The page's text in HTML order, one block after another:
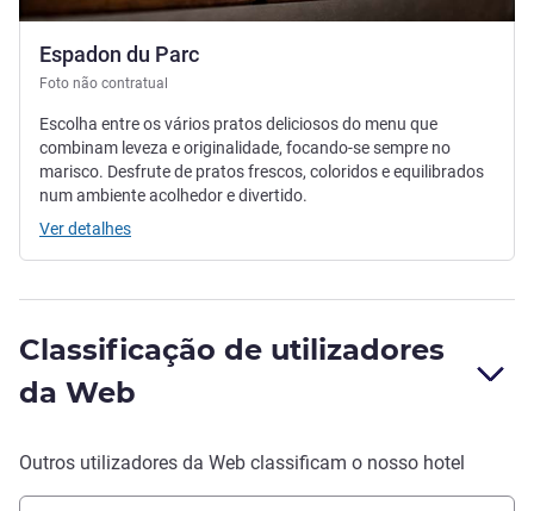
Espadon du Parc
Foto não contratual
Escolha entre os vários pratos deliciosos do menu que
combinam leveza e originalidade, focando-se sempre no
marisco. Desfrute de pratos frescos, coloridos e equilibrados
num ambiente acolhedor e divertido.
Ver detalhes
Classificação de utilizadores
da Web
Outros utilizadores da Web classificam o nosso hotel